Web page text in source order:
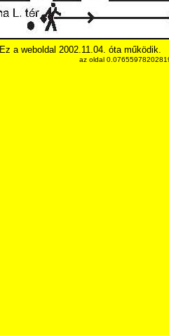
Ez a weboldal 2002.11.04. óta működik.
az oldal